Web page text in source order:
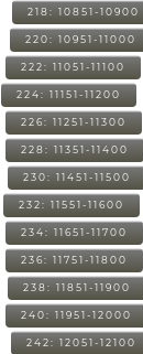
218: 10851-10900
220: 10951-11000
222: 11051-11100
224: 11151-11200
226: 11251-11300
228: 11351-11400
230: 11451-11500
232: 11551-11600
234: 11651-11700
236: 11751-11800
238: 11851-11900
240: 11951-12000
242: 12051-12100